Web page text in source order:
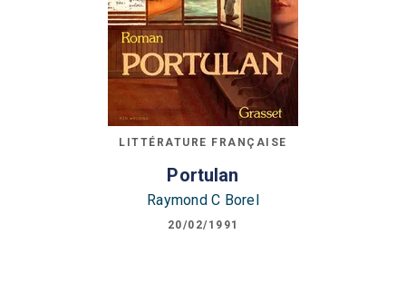
LITTÉRATURE FRANÇAISE
Portulan
Raymond C Borel
20/02/1991